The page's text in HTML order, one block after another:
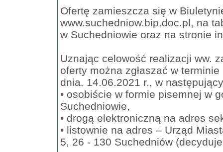
Ofertę zamieszcza się w
www.suchedniow.bip.doc.pl, na
w Suchedniowie oraz na stronie
Uznając celowość realizacji ww.
oferty można zgłaszać w
dnia. 14.06.2021 r., w
• osobiście w formie pisemnej w
Suchedniowie,
• drogą elektroniczną na adres
• listownie na adres – Urząd
5, 26 - 130 Suchedniów